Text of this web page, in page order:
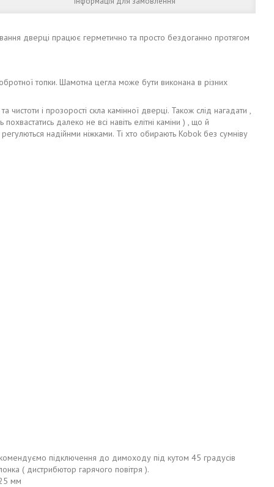
дверці працює герметично та просто бездоганно протягом
топки. Шамотна цегла може бути виконана в різних
і прозорості скла камінної дверці. Також слід нагадати ,
далеко не всі навіть елітні каміни ) , що й
надійнми ніжками. Ті хто обирають Kobok без сумніву
підключення до димоходу під кутом 45 градусів
( дистрибютор гарячого повітря ).
мм